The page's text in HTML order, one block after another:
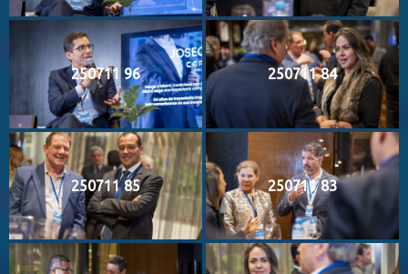
250711 96 250711 84
250711 85 250711 83